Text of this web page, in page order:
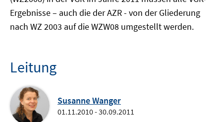
Ergebnisse – auch die der AZR - von der Gliederung
nach WZ 2003 auf die WZW08 umgestellt werden.
Leitung
Susanne Wanger
01.11.2010 - 30.09.2011